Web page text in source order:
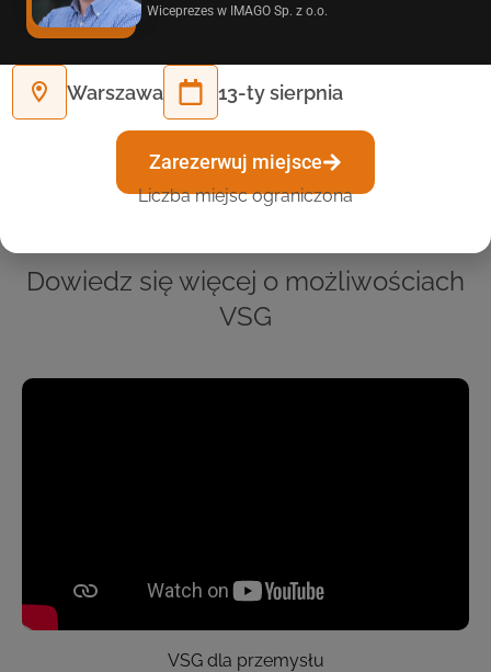
Dowiedz się więcej o możliwościach
VSG
VSG dla przemysłu
Wiceprezes w IMAGO Sp. z o.o.
Warszawa 13-ty sierpnia
Zarezerwuj miejsce
Liczba miejsc ograniczona